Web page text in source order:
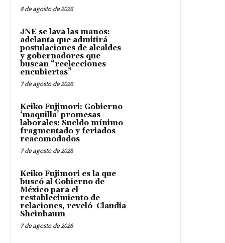
8 de agosto de 2026
JNE se lava las manos:
adelanta que admitirá
postulaciones de alcaldes
y gobernadores que
buscan “reelecciones
encubiertas”
7 de agosto de 2026
Keiko Fujimori: Gobierno
‘maquilla’ promesas
laborales: Sueldo mínimo
fragmentado y feriados
reacomodados
7 de agosto de 2026
Keiko Fujimori es la que
buscó al Gobierno de
México para el
restablecimiento de
relaciones, reveló Claudia
Sheinbaum
7 de agosto de 2026